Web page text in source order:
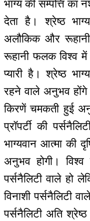
भाग्य की सम्पत्ति
देता है। श्रेष्ठ
अलौकिक और
रूहानी फलक विश्व
प्यारी है। श्रेष्ठ
रहने वाले अनुभव
किरणें चमकती हुई
प्रॉपर्टी की
भाग्यवान आत्मा की
अनुभव होगी।
पर्सनैलिटी वाले हो
विनाशी पर्सनैलिटी
पर्सनैलिटी अति